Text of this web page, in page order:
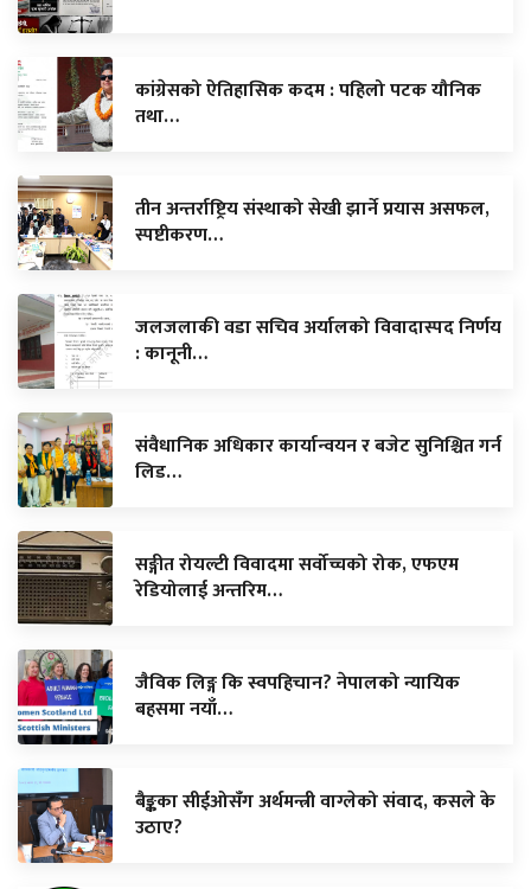
कांग्रेसको ऐतिहासिक कदम : पहिलो पटक यौनिक
तथा…
तीन अन्तर्राष्ट्रिय संस्थाको सेखी झार्ने प्रयास असफल,
स्पष्टीकरण…
जलजलाकी वडा सचिव अर्यालको विवादास्पद निर्णय
: कानूनी…
संवैधानिक अधिकार कार्यान्वयन र बजेट सुनिश्चित गर्न
लिड…
सङ्गीत रोयल्टी विवादमा सर्वोच्चको रोक, एफएम
रेडियोलाई अन्तरिम…
जैविक लिङ्ग कि स्वपहिचान? नेपालको न्यायिक
बहसमा नयाँ…
बैङ्कका सीईओसँग अर्थमन्त्री वाग्लेको संवाद, कसले के
उठाए?